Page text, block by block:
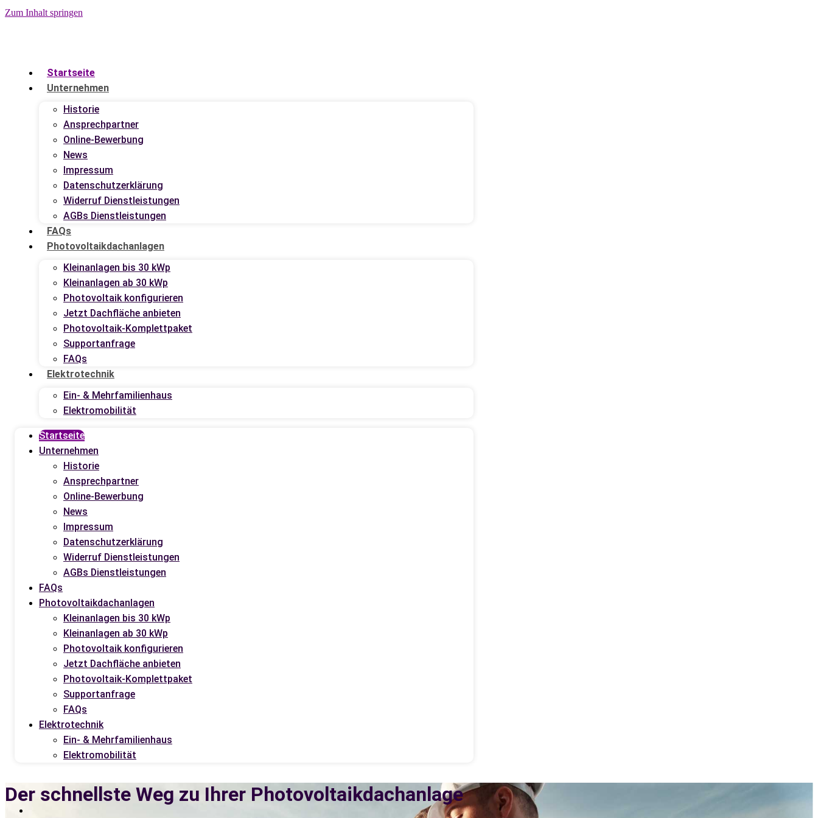
Zum Inhalt springen
Startseite
Unternehmen
Historie
Ansprechpartner
Online-Bewerbung
News
Impressum
Datenschutzerklärung
Widerruf Dienstleistungen
AGBs Dienstleistungen
FAQs
Photovoltaikdachanlagen
Kleinanlagen bis 30 kWp
Kleinanlagen ab 30 kWp
Photovoltaik konfigurieren
Jetzt Dachfläche anbieten
Photovoltaik-Komplettpaket
Supportanfrage
FAQs
Elektrotechnik
Ein- & Mehrfamilienhaus
Elektromobilität
Startseite
Unternehmen
Historie
Ansprechpartner
Online-Bewerbung
News
Impressum
Datenschutzerklärung
Widerruf Dienstleistungen
AGBs Dienstleistungen
FAQs
Photovoltaikdachanlagen
Kleinanlagen bis 30 kWp
Kleinanlagen ab 30 kWp
Photovoltaik konfigurieren
Jetzt Dachfläche anbieten
Photovoltaik-Komplettpaket
Supportanfrage
FAQs
Elektrotechnik
Ein- & Mehrfamilienhaus
Elektromobilität
Der schnellste Weg zu Ihrer Photovoltaikdachanlage